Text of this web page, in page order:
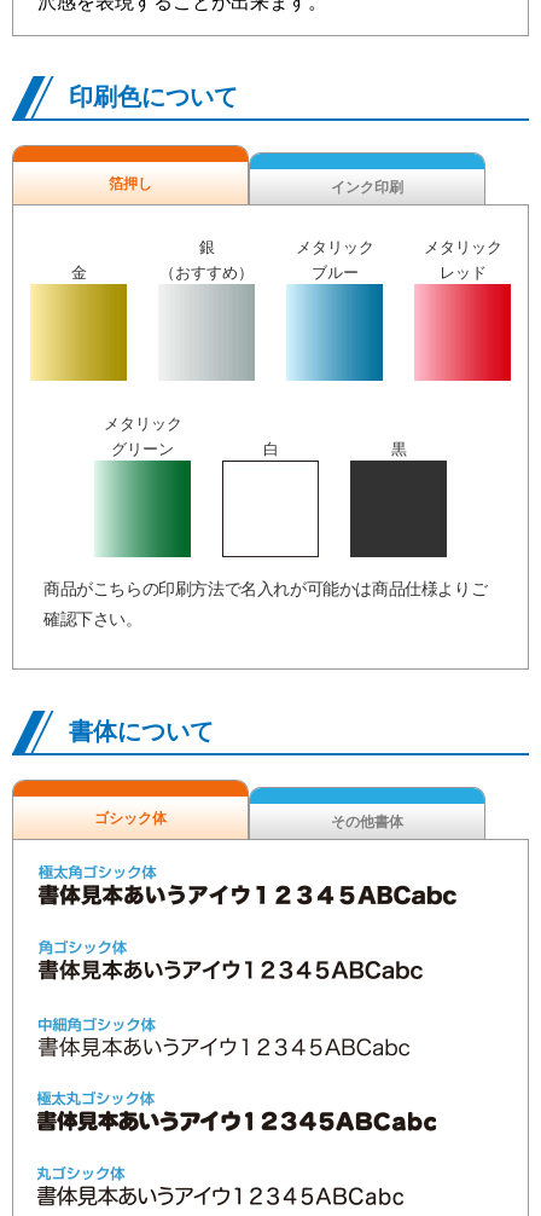
印刷色について
箔押し インク印刷
金
銀
（おすすめ）
メタリック
ブルー
メタリック
レッド
メタリック
グリーン
白 黒
商品がこちらの印刷方法で名入れが可能かは商品仕様よりご
確認下さい。
書体について
ゴシック体 その他書体